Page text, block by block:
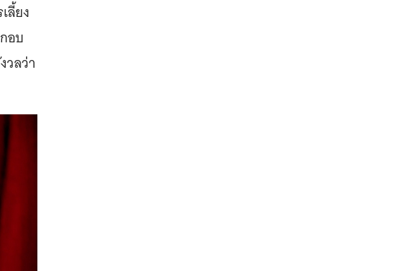
ลี้ยง
อบ
วลว่า